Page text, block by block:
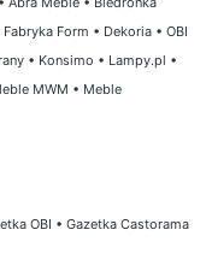
Fabryka Form • Dekoria • OBI
• Konsimo • Lampy.pl •
MWM • Meble
OBI • Gazetka Castorama